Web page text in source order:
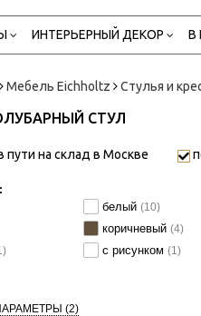
ИНТЕРЬЕРНЫЙ ДЕКОР В
Мебель Eichholtz Стулья и
СТУЛ
пути на склад в Москве
белый (10)
коричневый (4)
с рисунком (1)
(2)